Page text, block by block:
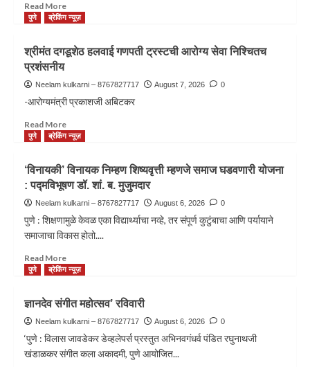
Read More
पुणे ब्रेकिंग न्यूज़
श्रीमंत दगडूशेठ हलवाई गणपती ट्रस्टची आरोग्य सेवा निश्चितच
प्रशंसनीय
Neelam kulkarni – 8767827717 August 7, 2026 0
-आरोग्यमंत्री प्रकाशजी अबिटकर
Read More
पुणे ब्रेकिंग न्यूज़
‘विनायकी’ विनायक निम्हण शिष्यवृत्ती म्हणजे समाज घडवणारी योजना
: पद्मविभूषण डॉ. शां. ब. मुजुमदार
Neelam kulkarni – 8767827717 August 6, 2026 0
पुणे : शिक्षणामुळे केवळ एका विद्यार्थ्याचा नव्हे, तर संपूर्ण कुटुंबाचा आणि पर्यायाने
समाजाचा विकास होतो....
Read More
पुणे ब्रेकिंग न्यूज़
ज्ञानदेव संगीत महोत्सव’ रविवारी
Neelam kulkarni – 8767827717 August 6, 2026 0
‘पुणे : विलास जावडेकर डेव्हलेपर्स प्रस्तुत अभिनवगंधर्व पंडित रघुनाथजी
खंडाळकर संगीत कला अकादमी, पुणे आयोजित...